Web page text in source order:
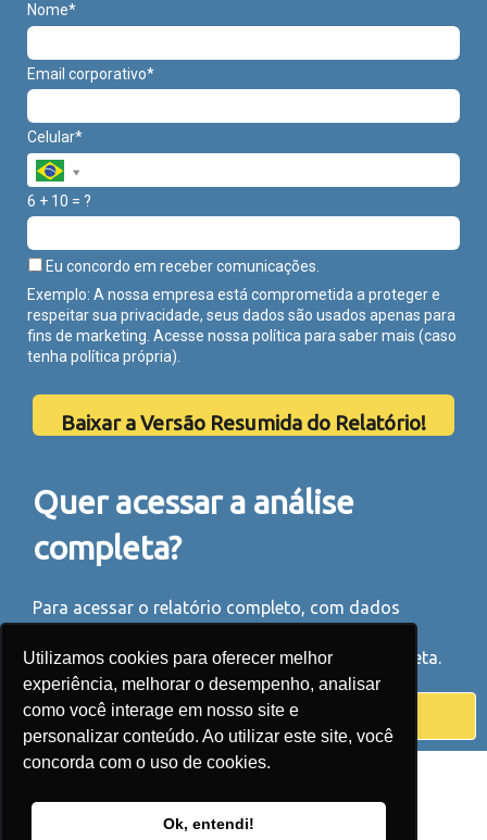
Utilizamos cookies para oferecer melhor
experiência, melhorar o desempenho, analisar
como você interage em nosso site e
personalizar conteúdo. Ao utilizar este site, você
concorda com o uso de cookies.
Ok, entendi!
Nome*
Email corporativo*
Celular*
6 + 10 = ?
Eu concordo em receber comunicações.
Exemplo: A nossa empresa está comprometida a proteger e
respeitar sua privacidade, seus dados são usados apenas para
fins de marketing. Acesse nossa política para saber mais (caso
tenha política própria).
Baixar a Versão Resumida do Relatório!
Quer acessar a análise
completa?
Para acessar o relatório completo, com dados
empreendimento, adquira agora a versão completa.
Adquira o Relatório Completo